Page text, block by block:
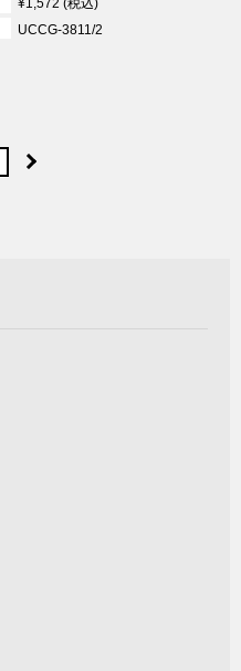
¥1,572 (税込)
UCCG-3811/2